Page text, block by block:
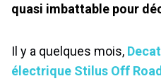
quasi imbattable pour
Il y a quelques mois,
électrique Stilus Off Road